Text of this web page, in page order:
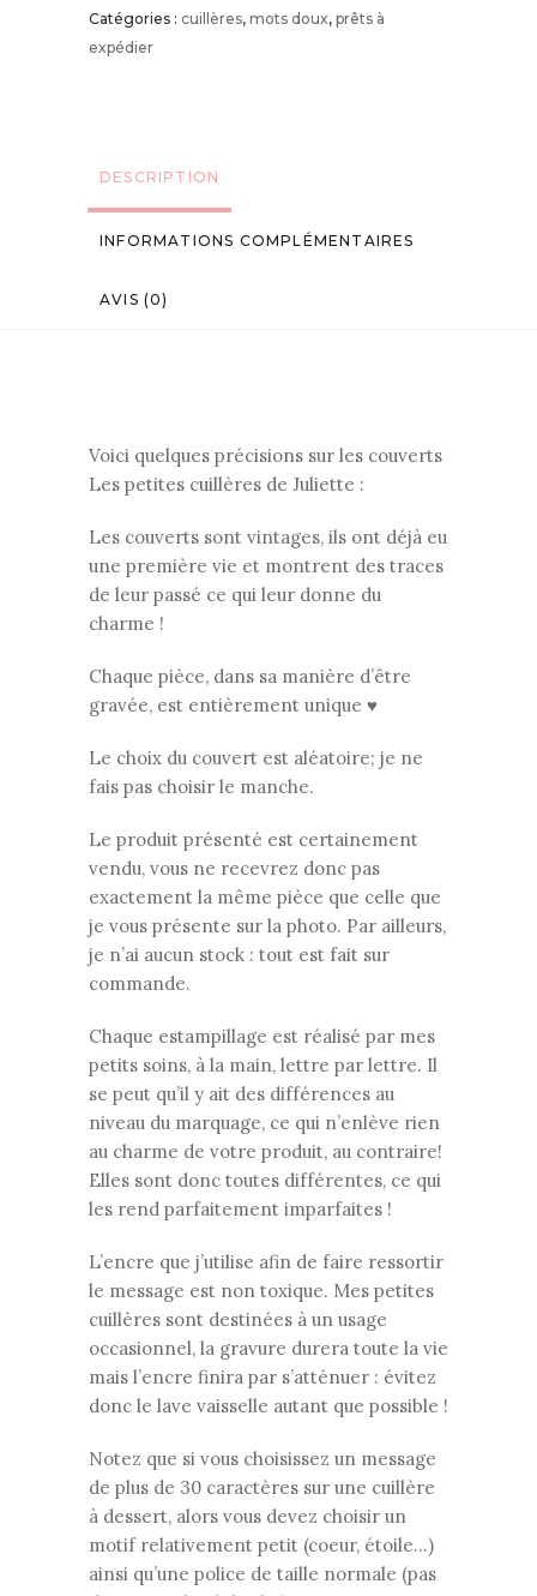
Catégories : cuillères, mots doux, prêts à
expédier
DESCRIPTION
INFORMATIONS COMPLÉMENTAIRES
AVIS (0)
Voici quelques précisions sur les couverts
Les petites cuillères de Juliette :
Les couverts sont vintages, ils ont déjà eu
une première vie et montrent des traces
de leur passé ce qui leur donne du
charme !
Chaque pièce, dans sa manière d’être
gravée, est entièrement unique ♥
Le choix du couvert est aléatoire; je ne
fais pas choisir le manche.
Le produit présenté est certainement
vendu, vous ne recevrez donc pas
exactement la même pièce que celle que
je vous présente sur la photo. Par ailleurs,
je n’ai aucun stock : tout est fait sur
commande.
Chaque estampillage est réalisé par mes
petits soins, à la main, lettre par lettre. Il
se peut qu’il y ait des différences au
niveau du marquage, ce qui n’enlève rien
au charme de votre produit, au contraire!
Elles sont donc toutes différentes, ce qui
les rend parfaitement imparfaites !
L’encre que j’utilise afin de faire ressortir
le message est non toxique. Mes petites
cuillères sont destinées à un usage
occasionnel, la gravure durera toute la vie
mais l’encre finira par s’atténuer : évitez
donc le lave vaisselle autant que possible !
Notez que si vous choisissez un message
de plus de 30 caractères sur une cuillère
à dessert, alors vous devez choisir un
motif relativement petit (coeur, étoile…)
ainsi qu’une police de taille normale (pas